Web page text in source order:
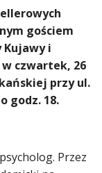
gościem
i
czwartek, 26
przy ul.
godz. 18.
Przez